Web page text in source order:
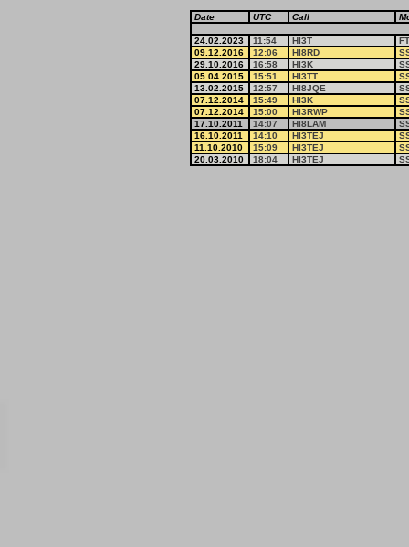
Date UTC Call
24.02.2023 11:54 HI3T
09.12.2016
12:06 HI8RD
29.10.2016
16:58 HI3K
05.04.2015
15:51 HI3TT
13.02.2015
12:57 HI8JQE
07.12.2014
15:49 HI3K
07.12.2014
15:00 HI3RWP
17.10.2011
14:07 HI8LAM
16.10.2011
14:10 HI3TEJ
11.10.2010
15:09 HI3TEJ
20.03.2010
18:04 HI3TEJ